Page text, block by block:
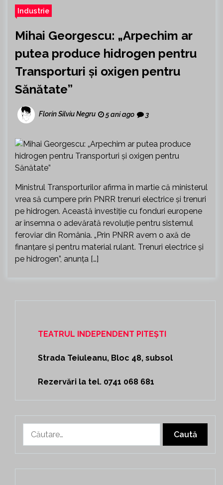
Industrie
Mihai Georgescu: „Arpechim ar
putea produce hidrogen pentru
Transporturi și oxigen pentru
Sănătate”
Florin Silviu Negru 5 ani ago 3
Ministrul Transporturilor afirma în martie că ministerul
vrea să cumpere prin PNRR trenuri electrice şi trenuri
pe hidrogen. Această investiţie cu fonduri europene
ar însemna o adevărată revoluţie pentru sistemul
feroviar din România. „Prin PNRR avem o axă de
finanţare şi pentru material rulant. Trenuri electrice şi
pe hidrogen”, anunța […]
TEATRUL INDEPENDENT PITEȘTI
Strada Teiuleanu, Bloc 48, subsol
Rezervări la tel. 0741 068 681
după: